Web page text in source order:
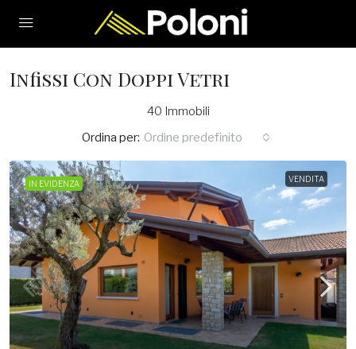
Infissi Con Doppi Vetri
40 Immobili
Ordina per: Ordine predefinito
IN EVIDENZA VENDITA